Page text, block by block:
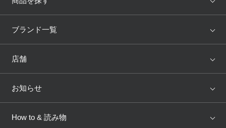
アイテム
トピックス
ブランド一覧
WACOAL
AMPHI une nana cool
店舗
店舗を探す
お知らせ
新着情報
How to & 読み物